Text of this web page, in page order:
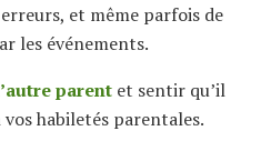
et même parfois de
les événements.
parent et sentir qu’il
habiletés parentales.